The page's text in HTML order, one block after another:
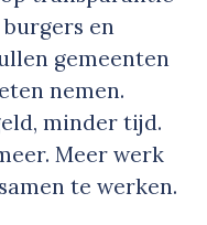
en
gemeenten
nemen.
minder tijd.
Meer werk
te werken.